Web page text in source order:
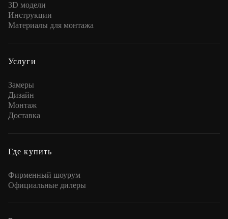
3D модели
Инструкции
Материалы для монтажа
Услуги
Замеры
Дизайн
Монтаж
Доставка
Где купить
Фирменный шоурум
Официальные дилеры